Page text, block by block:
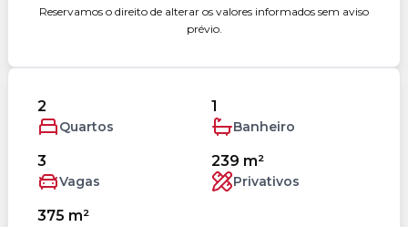
Reservamos o direito de alterar os valores informados sem aviso
prévio.
2
Quartos
1
Banheiro
3
Vagas
239 m²
Privativos
375 m²